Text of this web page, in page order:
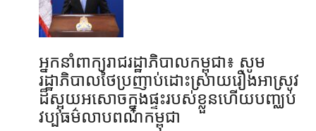
អ្នកនាំពាក្យរាជរដ្ឋាភិបាលកម្ពុជា៖ សូម
រដ្ឋាភិបាលថៃប្រញាប់ដោះស្រាយរឿងអាស្រូវ
ដ៏ស្អុយអសោចក្នុងផ្ទះរបស់ខ្លួនហើយបញ្ឈប់
វប្បធម៌លាបពណ៌កម្ពុជា